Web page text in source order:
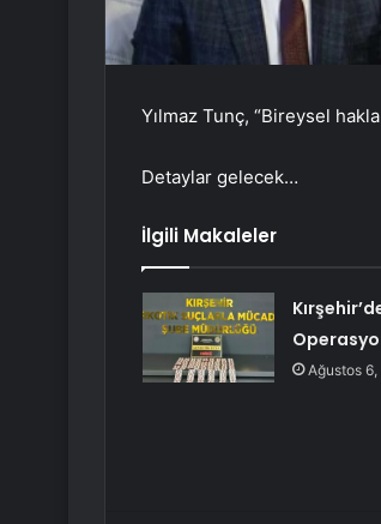
Yılmaz Tunç, “Bireysel
Detaylar gelecek…
İlgili Makaleler
Ağustos